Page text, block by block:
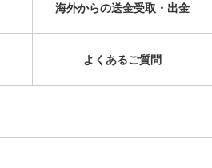
海外からの送金受取・出金
よくあるご質問